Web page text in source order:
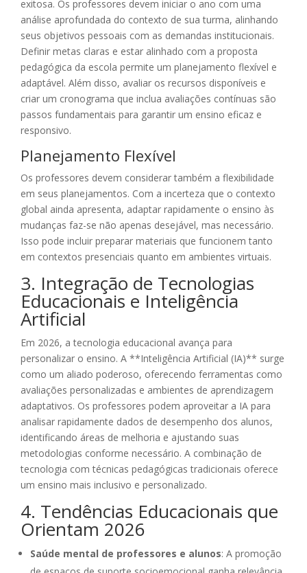
exitosa. Os professores devem iniciar o ano com uma
análise aprofundada do contexto de sua turma, alinhando
seus objetivos pessoais com as demandas institucionais.
Definir metas claras e estar alinhado com a proposta
pedagógica da escola permite um planejamento flexível e
adaptável. Além disso, avaliar os recursos disponíveis e
criar um cronograma que inclua avaliações contínuas são
passos fundamentais para garantir um ensino eficaz e
responsivo.
Planejamento Flexível
Os professores devem considerar também a flexibilidade
em seus planejamentos. Com a incerteza que o contexto
global ainda apresenta, adaptar rapidamente o ensino às
mudanças faz-se não apenas desejável, mas necessário.
Isso pode incluir preparar materiais que funcionem tanto
em contextos presenciais quanto em ambientes virtuais.
3. Integração de Tecnologias
Educacionais e Inteligência
Artificial
Em 2026, a tecnologia educacional avança para
personalizar o ensino. A **Inteligência Artificial (IA)** surge
como um aliado poderoso, oferecendo ferramentas como
avaliações personalizadas e ambientes de aprendizagem
adaptativos. Os professores podem aproveitar a IA para
analisar rapidamente dados de desempenho dos alunos,
identificando áreas de melhoria e ajustando suas
metodologias conforme necessário. A combinação de
tecnologia com técnicas pedagógicas tradicionais oferece
um ensino mais inclusivo e personalizado.
4. Tendências Educacionais que
Orientam 2026
Saúde mental de professores e alunos: A promoção